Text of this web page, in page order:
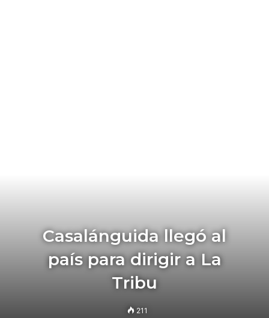
Casalánguida llegó al
país para dirigir a La
Tribu
211